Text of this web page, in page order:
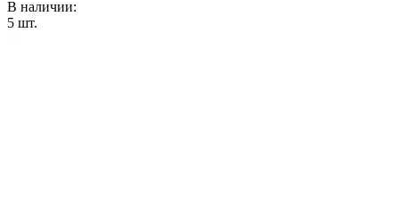
В наличии:
5 шт.